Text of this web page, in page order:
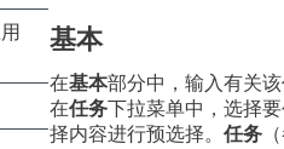
基本
在基本部分中，输入有关
在任务下拉菜单中，选择
择内容进行预选择。 任务